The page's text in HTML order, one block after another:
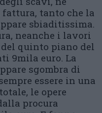
fattura, tanto che la
sbiaditissima.
neanche i lavori
quinto piano del
9mila euro. La
sgombra di
essere in una
le opere
procura